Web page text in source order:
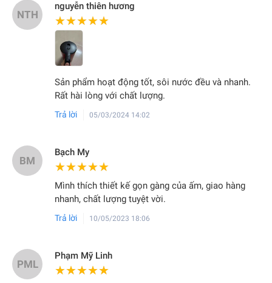
NTH
nguyễn thiên hương
★★★★★
★★★★★
Sản phẩm hoạt động tốt, sôi nước đều và nhanh.
Rất hài lòng với chất lượng.
Trả lời 05/03/2024 14:02
BM
Bạch My
★★★★★
★★★★★
Mình thích thiết kế gọn gàng của ấm, giao hàng
nhanh, chất lượng tuyệt vời.
Trả lời 10/05/2023 18:06
PML
Phạm Mỹ Linh
★★★★★
★★★★★